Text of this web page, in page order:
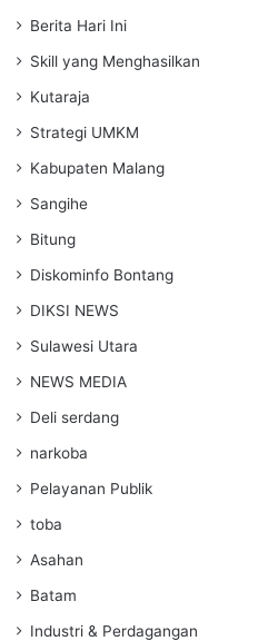
Berita Hari Ini
Skill yang Menghasilkan
Kutaraja
Strategi UMKM
Kabupaten Malang
Sangihe
Bitung
Diskominfo Bontang
DIKSI NEWS
Sulawesi Utara
NEWS MEDIA
Deli serdang
narkoba
Pelayanan Publik
toba
Asahan
Batam
Industri & Perdagangan